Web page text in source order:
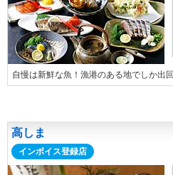
自慢は新鮮な魚！漁港のある地でしか出
高しま
インボイス登録店